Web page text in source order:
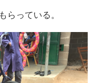
らっている。